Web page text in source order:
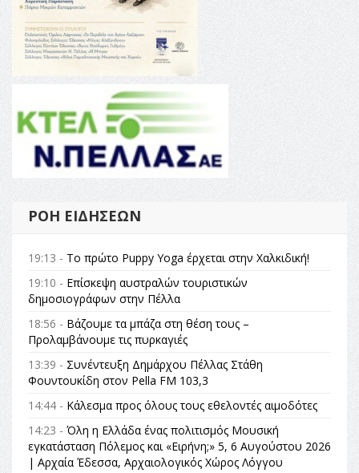
ΡΟΉ ΕΙΔΉΣΕΩΝ
19:13 - Το πρώτο Puppy Yoga έρχεται στην Χαλκιδική!
19:10 - Επίσκεψη αυστραλών τουριστικών
δημοσιογράφων στην Πέλλα
18:56 - Βάζουμε τα μπάζα στη θέση τους –
Προλαμβάνουμε τις πυρκαγιές
13:39 - Συνέντευξη Δημάρχου Πέλλας Στάθη
Φουντουκίδη στον Pella FM 103,3
14:44 - Κάλεσμα προς όλους τους εθελοντές αιμοδότες
14:23 - Όλη η Ελλάδα ένας πολιτισμός Μουσική
εγκατάσταση Πόλεμος και «Ειρήνη;» 5, 6 Αυγούστου 2026
| Αρχαία Έδεσσα, Αρχαιολογικός Χώρος Λόγγου